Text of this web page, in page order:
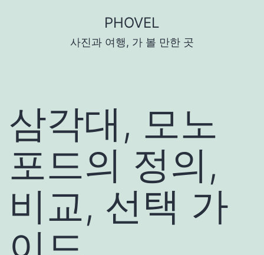
PHOVEL
사진과 여행, 가 볼 만한 곳
삼각대, 모노
포드의 정의,
비교, 선택 가